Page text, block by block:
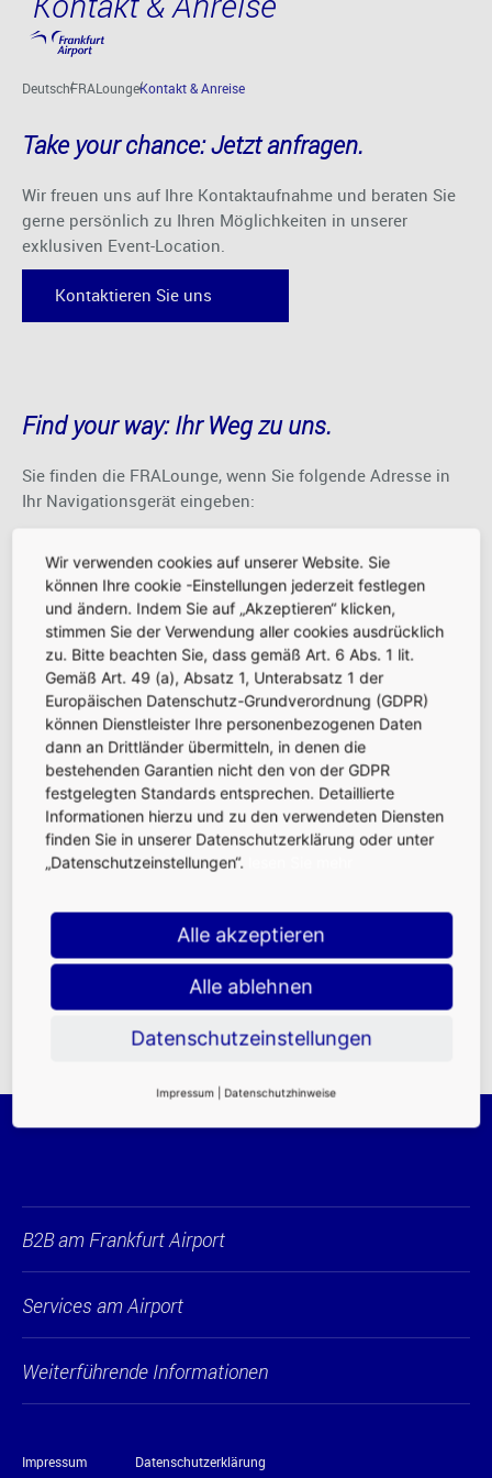
Hauptinhalt anspringen
DeutschFRALoungeKontakt & Anreise
Take your chance: Jetzt anfragen.
Wir freuen uns auf Ihre Kontaktaufnahme und beraten Sie
gerne persönlich zu Ihren Möglichkeiten in unserer
exklusiven Event-Location.
Kontaktieren Sie uns
Find your way: Ihr Weg zu uns.
Sie finden die FRALounge, wenn Sie folgende Adresse in
Ihr Navigationsgerät eingeben:
50°02'19.2"N 8°35'44.0"E
60547 Frankfurt am Main
Alternativ können Sie die Adresse auch über folgenden
Link aufrufen:
Bei Google Maps ansehen.
Download
B2B am Frankfurt Airport
Services am Airport
Weiterführende Informationen
Impressum Datenschutzerklärung
Wir verwenden cookies auf unserer Website. Sie
können Ihre cookie -Einstellungen jederzeit festlegen
und ändern. Indem Sie auf „Akzeptieren“ klicken,
stimmen Sie der Verwendung aller cookies ausdrücklich
zu. Bitte beachten Sie, dass gemäß Art. 6 Abs. 1 lit.
Gemäß Art. 49 (a), Absatz 1, Unterabsatz 1 der
Europäischen Datenschutz-Grundverordnung (GDPR)
können Dienstleister Ihre personenbezogenen Daten
dann an Drittländer übermitteln, in denen die
bestehenden Garantien nicht den von der GDPR
festgelegten Standards entsprechen. Detaillierte
Informationen hierzu und zu den verwendeten Diensten
finden Sie in unserer Datenschutzerklärung oder unter
„Datenschutzeinstellungen“.
Alle akzeptieren
Alle ablehnen
Datenschutzeinstellungen
Impressum | Datenschutzhinweise